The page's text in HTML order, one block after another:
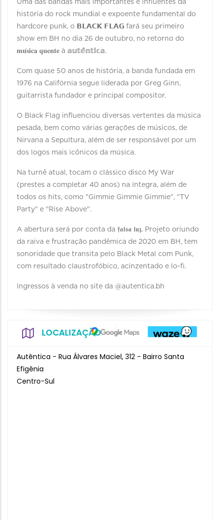
Uma das bandas mais importantes e influentes da
história do rock mundial e expoente fundamental do
hardcore punk, o 𝗕𝗟𝗔𝗖𝗞 𝗙𝗟𝗔𝗚 fará seu primeiro
show em BH no dia 26 de outubro, no retorno do
𝐦𝐮́𝐬𝐢𝐜𝐚 𝐪𝐮𝐞𝐧𝐭𝐞 à 𝕒𝕦𝕥𝕖̂𝕟𝕥𝕚𝕔𝕒.
Com quase 50 anos de história, a banda fundada em
1976 na Califórnia segue liderada por Greg Ginn,
guitarrista fundador e principal compositor.
O Black Flag influenciou diversas vertentes da música
pesada, bem como várias gerações de músicos, de
Nirvana a Sepultura, além de ser responsável por um
dos logos mais icônicos da música.
Na turnê atual, tocam o clássico disco My War
(prestes a completar 40 anos) na íntegra, além de
todos os hits, como "Gimmie Gimmie Gimmie", "TV
Party" e "Rise Above".
A abertura será por conta da 𝖋𝖆𝖑𝖘𝖆 𝖑𝖚𝖟. Projeto oriundo
da raiva e frustração pandêmica de 2020 em BH, tem
sonoridade que transita pelo Black Metal com Punk,
com resultado claustrofóbico, acinzentado e lo-fi.
Ingressos à venda no site da @autentica.bh
LOCALIZAÇÃO
Autêntica - Rua Álvares Maciel, 312 - Bairro Santa
Efigênia
Centro-Sul